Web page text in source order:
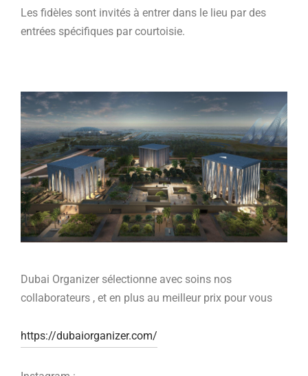
Les fidèles sont invités à entrer dans le lieu par des
entrées spécifiques par courtoisie.
Dubai Organizer sélectionne avec soins nos
collaborateurs , et en plus au meilleur prix pour vous
https://dubaiorganizer.com/